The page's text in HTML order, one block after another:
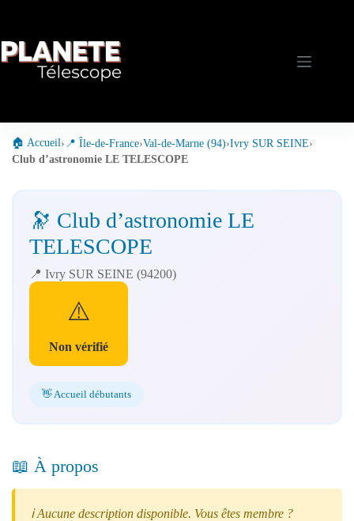
🏠 Accueil› 📍 Île-de-France›Val-de-Marne (94)›Ivry SUR SEINE›
Club d’astronomie LE TELESCOPE
🔭 Club d’astronomie LE
TELESCOPE
📍 Ivry SUR SEINE (94200)
⚠️
Non vérifié
👋 Accueil débutants
📖 À propos
ℹ️ Aucune description disponible. Vous êtes membre ?